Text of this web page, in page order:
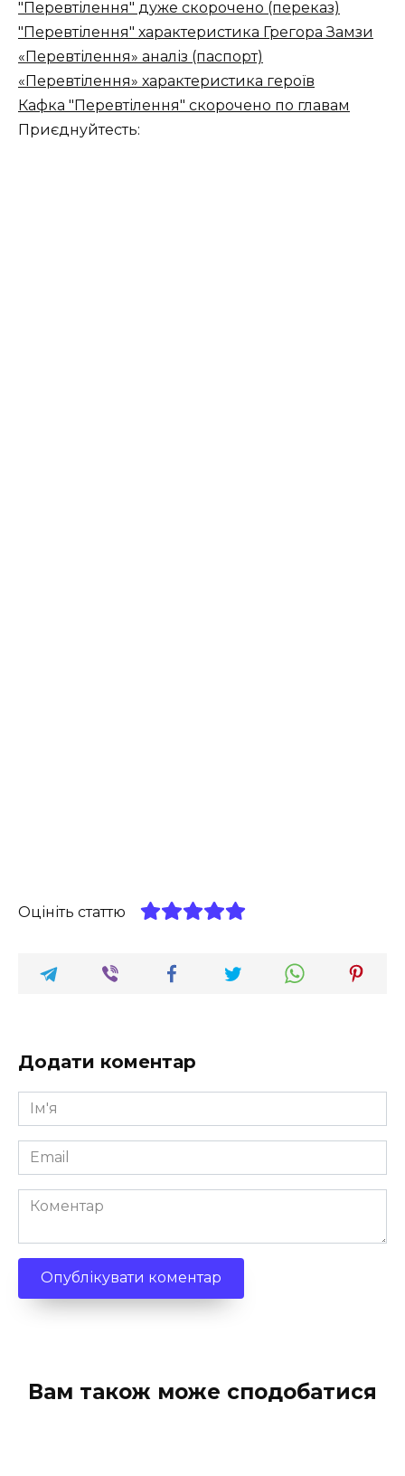
"Перевтілення" дуже скорочено (переказ)
"Перевтілення" характеристика Грегора Замзи
«Перевтілення» аналіз (паспорт)
«Перевтілення» характеристика героїв
Кафка "Перевтілення" скорочено по главам
Приєднуйтесть:
Оцініть статтю
Додати коментар
Ім'я
*
Email
*
Коментар
Вам також може сподобатися